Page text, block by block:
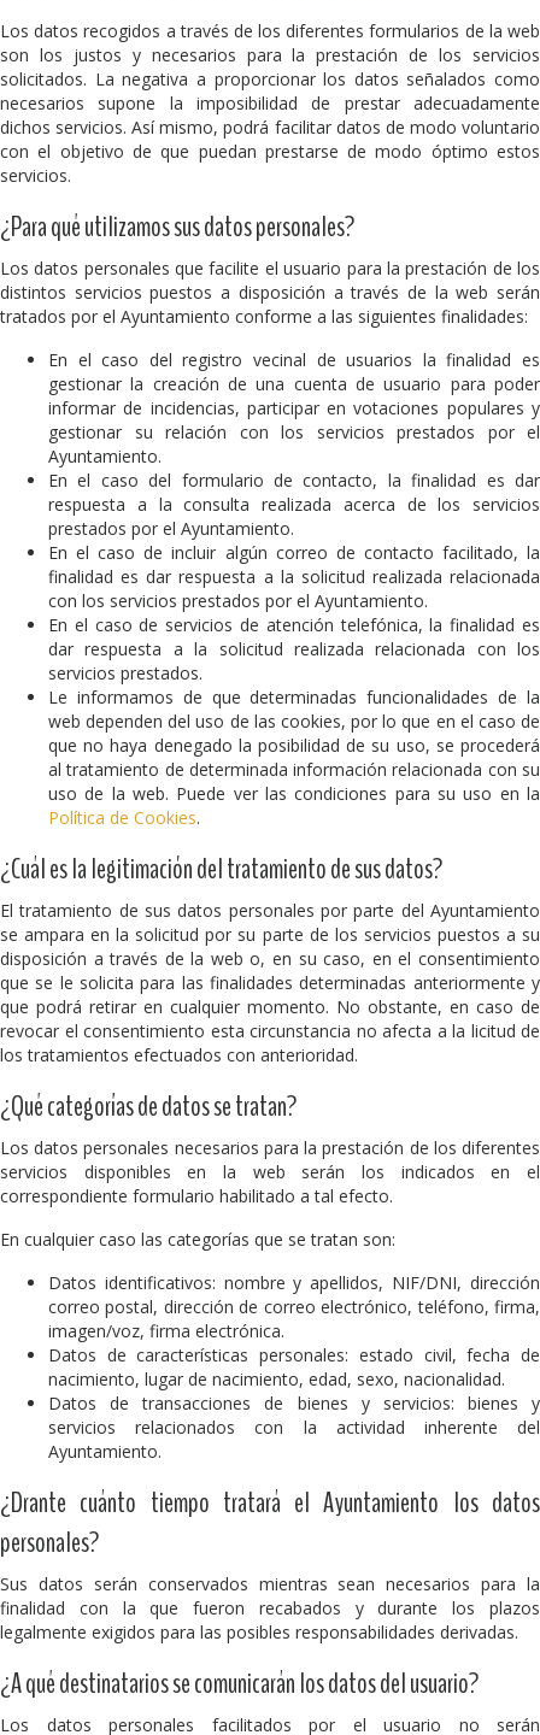
Los datos recogidos a través de los diferentes formularios de la web
son los justos y necesarios para la prestación de los servicios
solicitados. La negativa a proporcionar los datos señalados como
necesarios supone la imposibilidad de prestar adecuadamente
dichos servicios. Así mismo, podrá facilitar datos de modo voluntario
con el objetivo de que puedan prestarse de modo óptimo estos
servicios.
¿Para qué utilizamos sus datos personales?
Los datos personales que facilite el usuario para la prestación de los
distintos servicios puestos a disposición a través de la web serán
tratados por el Ayuntamiento conforme a las siguientes finalidades:
En el caso del registro vecinal de usuarios la finalidad es
gestionar la creación de una cuenta de usuario para poder
informar de incidencias, participar en votaciones populares y
gestionar su relación con los servicios prestados por el
Ayuntamiento.
En el caso del formulario de contacto, la finalidad es dar
respuesta a la consulta realizada acerca de los servicios
prestados por el Ayuntamiento.
En el caso de incluir algún correo de contacto facilitado, la
finalidad es dar respuesta a la solicitud realizada relacionada
con los servicios prestados por el Ayuntamiento.
En el caso de servicios de atención telefónica, la finalidad es
dar respuesta a la solicitud realizada relacionada con los
servicios prestados.
Le informamos de que determinadas funcionalidades de la
web dependen del uso de las cookies, por lo que en el caso de
que no haya denegado la posibilidad de su uso, se procederá
al tratamiento de determinada información relacionada con su
uso de la web. Puede ver las condiciones para su uso en la
Política de Cookies.
¿Cuál es la legitimación del tratamiento de sus datos?
El tratamiento de sus datos personales por parte del Ayuntamiento
se ampara en la solicitud por su parte de los servicios puestos a su
disposición a través de la web o, en su caso, en el consentimiento
que se le solicita para las finalidades determinadas anteriormente y
que podrá retirar en cualquier momento. No obstante, en caso de
revocar el consentimiento esta circunstancia no afecta a la licitud de
los tratamientos efectuados con anterioridad.
¿Qué categorías de datos se tratan?
Los datos personales necesarios para la prestación de los diferentes
servicios disponibles en la web serán los indicados en el
correspondiente formulario habilitado a tal efecto.
En cualquier caso las categorías que se tratan son:
Datos identificativos: nombre y apellidos, NIF/DNI, dirección
correo postal, dirección de correo electrónico, teléfono, firma,
imagen/voz, firma electrónica.
Datos de características personales: estado civil, fecha de
nacimiento, lugar de nacimiento, edad, sexo, nacionalidad.
Datos de transacciones de bienes y servicios: bienes y
servicios relacionados con la actividad inherente del
Ayuntamiento.
¿Drante cuánto tiempo tratará el Ayuntamiento los datos
personales?
Sus datos serán conservados mientras sean necesarios para la
finalidad con la que fueron recabados y durante los plazos
legalmente exigidos para las posibles responsabilidades derivadas.
¿A qué destinatarios se comunicarán los datos del usuario?
Los datos personales facilitados por el usuario no serán